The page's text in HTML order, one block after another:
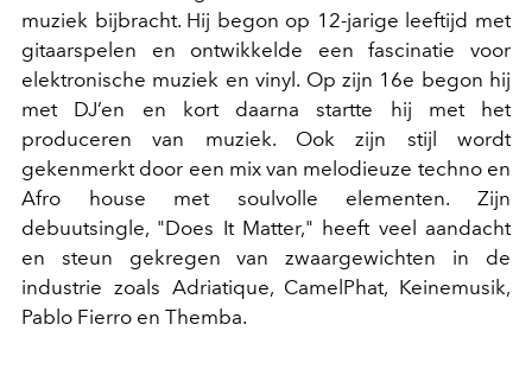
muziek bijbracht. Hij begon op 12-jarige leeftijd met
gitaarspelen en ontwikkelde een fascinatie voor
elektronische muziek en vinyl. Op zijn 16e begon hij
met DJ’en en kort daarna startte hij met het
produceren van muziek. Ook zijn stijl wordt
gekenmerkt door een mix van melodieuze techno en
Afro house met soulvolle elementen. Zijn
debuutsingle, "Does It Matter," heeft veel aandacht
en steun gekregen van zwaargewichten in de
industrie zoals Adriatique, CamelPhat, Keinemusik,
Pablo Fierro en Themba.